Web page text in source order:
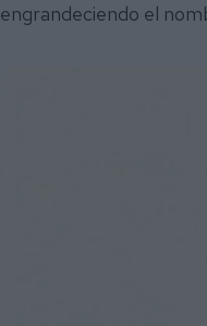
engrandeciendo el